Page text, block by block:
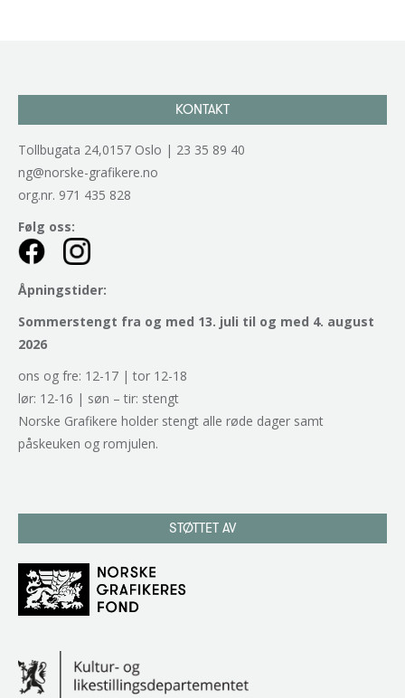
KONTAKT
Tollbugata 24,0157 Oslo | 23 35 89 40
ng@norske-grafikere.no
org.nr. 971 435 828
Følg oss:
Åpningstider:
Sommerstengt fra og med 13. juli til og med 4. august
2026
ons og fre: 12-17 | tor 12-18
lør: 12-16 | søn – tir: stengt
Norske Grafikere holder stengt alle røde dager samt
påskeuken og romjulen.
STØTTET AV